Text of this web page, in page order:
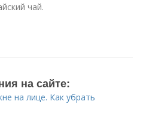
чай.
на сайте:
на лице. Как убрать